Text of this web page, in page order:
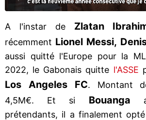
A l'instar de Zlatan
récemment Lionel Messi,
aussi quitté l'Europe pour la
2022, le Gabonais quitte l'ASSE
Los Angeles FC. Montant
4,5M€. Et si Bouanga
prétendants, il a finalement